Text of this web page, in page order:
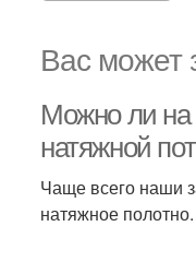
Вас может
Можно ли на
натяжной
Чаще всего наши
натяжное полотно.